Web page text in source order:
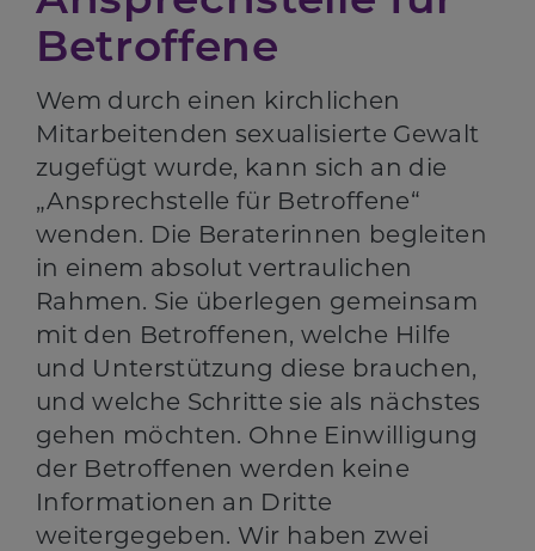
Betroffene
Wem durch einen kirchlichen
Mitarbeitenden sexualisierte Gewalt
zugefügt wurde, kann sich an die
„Ansprechstelle für Betroffene“
wenden. Die Beraterinnen begleiten
in einem absolut vertraulichen
Rahmen. Sie überlegen gemeinsam
mit den Betroffenen, welche Hilfe
und Unterstützung diese brauchen,
und welche Schritte sie als nächstes
gehen möchten. Ohne Einwilligung
der Betroffenen werden keine
Informationen an Dritte
weitergegeben. Wir haben zwei